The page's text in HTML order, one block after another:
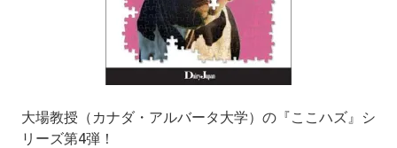
大場教授（カナダ・アルバータ大学）の『ここハズ』シ
リーズ第4弾！